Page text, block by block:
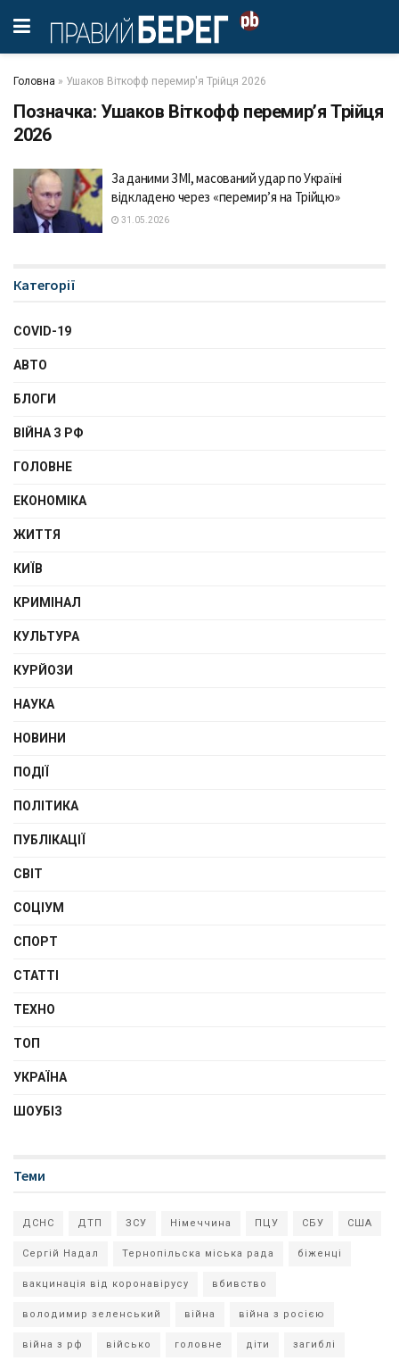
Головна » Ушаков Віткофф перемир'я Трійця 2026
Позначка: Ушаков Віткофф перемир’я Трійця
2026
За даними ЗМІ, масований удар по Україні
відкладено через «перемир’я на Трійцю»
31.05.2026
Категорії
COVID-19
АВТО
БЛОГИ
ВІЙНА З РФ
ГОЛОВНЕ
ЕКОНОМІКА
ЖИТТЯ
КИЇВ
КРИМІНАЛ
КУЛЬТУРА
КУРЙОЗИ
НАУКА
НОВИНИ
ПОДІЇ
ПОЛІТИКА
ПУБЛІКАЦІЇ
СВІТ
СОЦІУМ
СПОРТ
СТАТТІ
ТЕХНО
ТОП
УКРАЇНА
ШОУБІЗ
Теми
ДСНС ДТП ЗСУ Німеччина ПЦУ СБУ США
Сергій Надал Тернопільска міська рада біженці
вакцинація від коронавірусу вбивство
володимир зеленський війна війна з росією
війна з рф військо головне діти загиблі